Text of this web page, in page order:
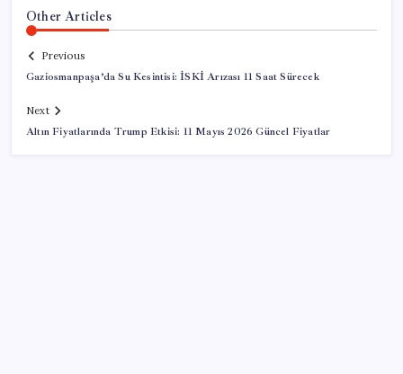
Other Articles
Previous
Gaziosmanpaşa’da Su Kesintisi: İSKİ Arızası 11 Saat Sürecek
Next
Altın Fiyatlarında Trump Etkisi: 11 Mayıs 2026 Güncel Fiyatlar